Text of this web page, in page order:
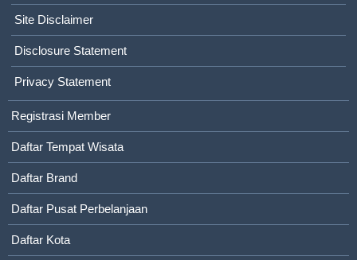
Site Disclaimer
Disclosure Statement
Privacy Statement
Registrasi Member
Daftar Tempat Wisata
Daftar Brand
Daftar Pusat Perbelanjaan
Daftar Kota